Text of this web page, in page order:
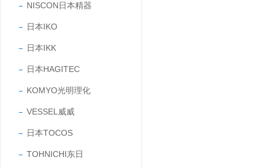
NISCON日本精器
日本IKO
日本IKK
日本HAGITEC
KOMYO光明理化
VESSEL威威
日本TOCOS
TOHNICHI东日